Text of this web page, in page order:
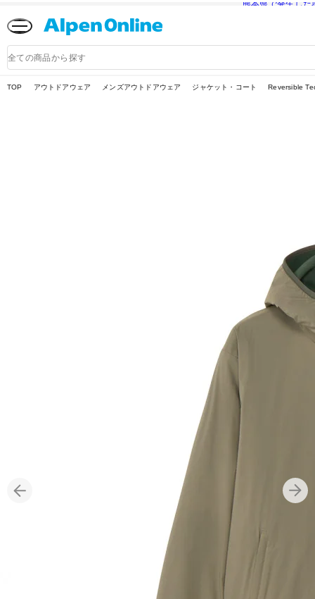
熊本県で発生し
品
検
TOP
アウトドアウェア メンズアウトドアウェア ジャケット・コート Reversible